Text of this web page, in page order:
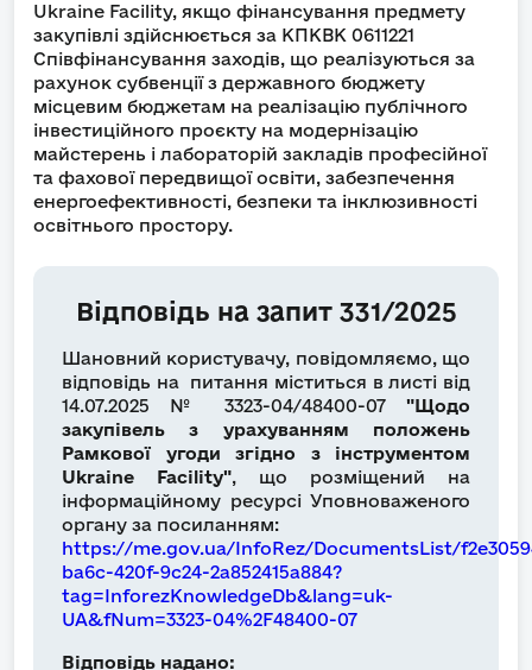
Ukraine Facility, якщо фінансування предмету
закупівлі здійснюється за КПКВК 0611221
Співфінансування заходів, що реалізуються за
рахунок субвенції з державного бюджету
місцевим бюджетам на реалізацію публічного
інвестиційного проєкту на модернізацію
майстерень і лабораторій закладів професійної
та фахової передвищої освіти, забезпечення
енергоефективності, безпеки та інклюзивності
освітнього простору.
Відповідь на запит 331/2025
Шановний користувачу, повідомляємо, що
відповідь на питання міститься в листі від
14.07.2025 № 3323-04/48400-07 "Щодо
закупівель з урахуванням положень
Рамкової угоди згідно з інструментом
Ukraine Facility", що розміщений на
інформаційному ресурсі Уповноваженого
органу за посиланням:
https://me.gov.ua/InfoRez/DocumentsList/
ba6c-420f-9c24-2a852415a884?
tag=InforezKnowledgeDb&lang=uk-
UA&fNum=3323-04%2F48400-07
Відповідь надано: